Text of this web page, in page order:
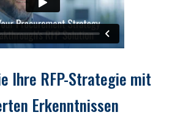
Ihre RFP-Strategie mit
Erkenntnissen